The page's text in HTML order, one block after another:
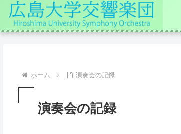
ホーム 演奏会の記録
演奏会の記録